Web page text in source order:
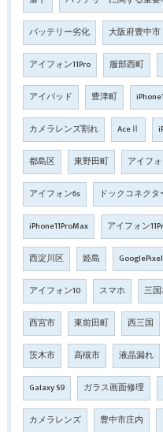
バッテリー劣化 大阪府豊中市
アイフォン11Pro 服部西町
アイパッド 豊津町
カメラレンズ割れ AceⅡ
都島区 東野田町 アイフ
アイフォン6s ドックコネクタ
iPhone11ProMax アイフォン
西淀川区 姫島
アイフォン10 スマホ 三
西宮市 東前田町 西三国
茨木市 高槻市 液晶漏れ
Galaxy S9 ガラス画面修理
カメラレンズ 豊中市庄内